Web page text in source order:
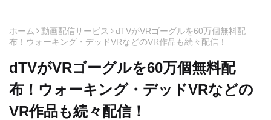
ホーム 動画配信サービス
dTVがVRゴーグルを60万個無料配
布！ウォーキング・デッドVRなどのVR作品も続々配信！
dTVがVRゴーグルを60万個無料配
布！ウォーキング・デッドVRなどの
VR作品も続々配信！